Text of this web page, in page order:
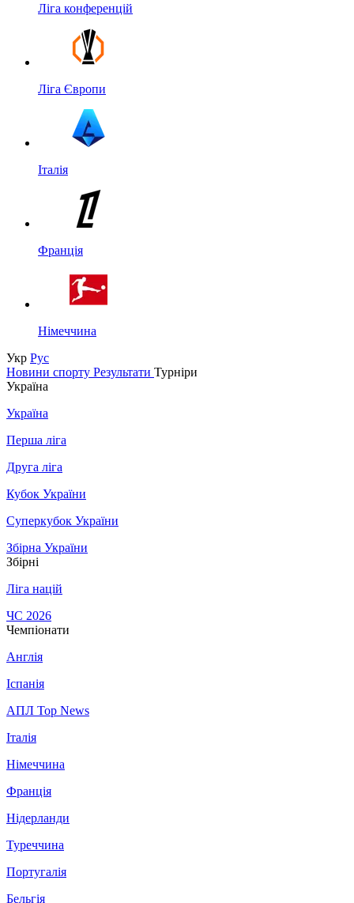
Ліга конференцій
Ліга Європи
Італія
Франція
Німеччина
Укр Рус
Новини спорту Результати Турніри
Україна
Україна
Перша ліга
Друга ліга
Кубок України
Суперкубок України
Збірна України
Збірні
Ліга націй
ЧС 2026
Чемпіонати
Англія
Іспанія
АПЛ Top News
Італія
Німеччина
Франція
Нідерланди
Туреччина
Португалія
Бельгія